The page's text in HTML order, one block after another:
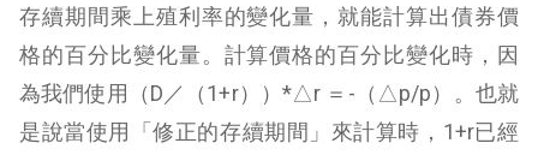
存續期間乘上殖利率的變化量，就能計算出債券價
格的百分比變化量。計算價格的百分比變化時，因
為我們使用（D／（1+r））*△r ＝-（△p/p）。也就
是說當使用「修正的存續期間」來計算時，1+r已經